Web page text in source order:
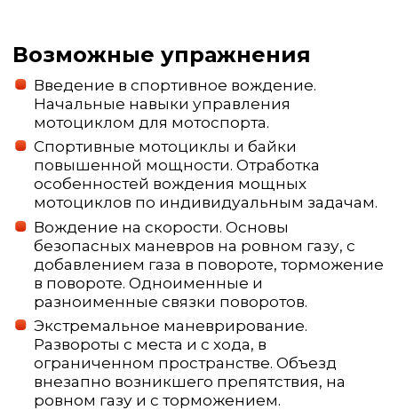
Возможные упражнения
Введение в спортивное вождение.
Начальные навыки управления
мотоциклом для мотоспорта.
Спортивные мотоциклы и байки
повышенной мощности. Отработка
особенностей вождения мощных
мотоциклов по индивидуальным задачам.
Вождение на скорости. Основы
безопасных маневров на ровном газу, с
добавлением газа в повороте, торможение
в повороте. Одноименные и
разноименные связки поворотов.
Экстремальное маневрирование.
Развороты с места и с хода, в
ограниченном пространстве. Объезд
внезапно возникшего препятствия, на
ровном газу и с торможением.